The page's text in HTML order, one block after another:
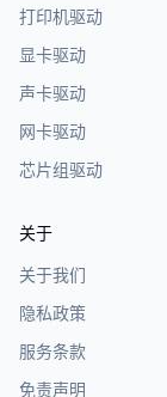
打印机驱动
显卡驱动
声卡驱动
网卡驱动
芯片组驱动
关于
关于我们
隐私政策
服务条款
免责声明